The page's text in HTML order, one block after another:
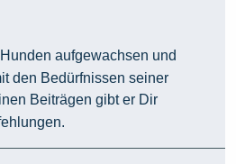
aufgewachsen und
den Bedürfnissen seiner
Beiträgen gibt er Dir